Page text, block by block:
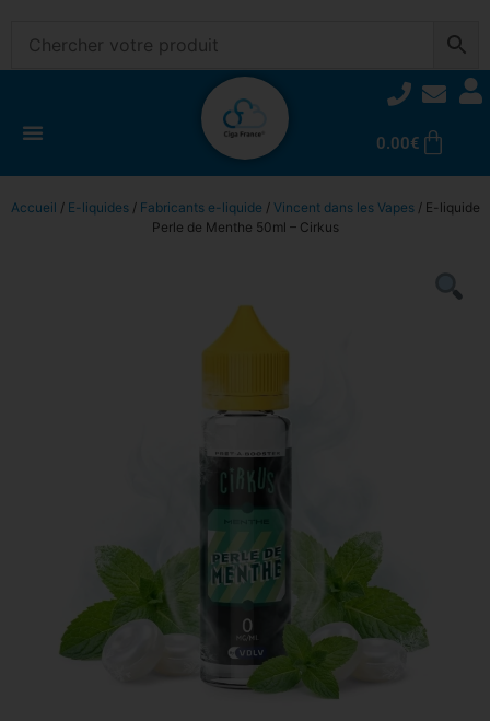
0.00€
Accueil / E-liquides/ Fabricants e-liquide / Vincent dans les Vapes/ E-liquide
Perle de Menthe 50ml – Cirkus